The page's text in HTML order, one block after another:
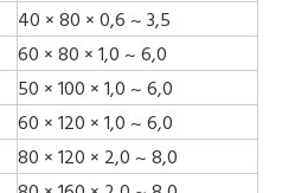
40 × 80 × 0,6 ~ 3,5
60 × 80 × 1,0 ~ 6,0
50 × 100 × 1,0 ~ 6,0
60 × 120 × 1,0 ~ 6,0
80 × 120 × 2,0 ~ 8,0